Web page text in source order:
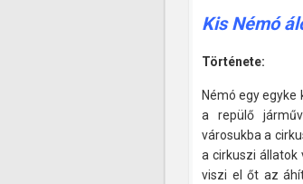
Kis Némó
Története:
Némó egy
a repülő
városukba a
a cirkuszi állatok
viszi el őt az